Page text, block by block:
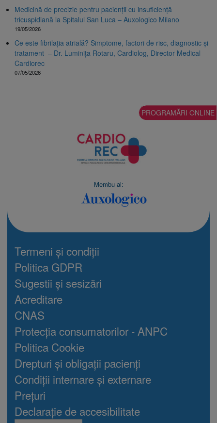
Medicină de precizie pentru pacienții cu insuficiență
tricuspidiană la Spitalul San Luca – Auxologico Milano
19/05/2026
Ce este fibrilația atrială? Simptome, factori de risc, diagnostic și
tratament – Dr. Luminița Rotaru, Cardiolog, Director Medical
Cardiorec
07/05/2026
Membu al:
Termeni și condiții
Politica GDPR
Sugestii și sesizări
Acreditare
CNAS
Protecția consumatorilor - ANPC
Politica Cookie
Drepturi și obligații pacienți
Condiții internare și externare
Prețuri
Declarație de accesibilitate
PROGRAMĂRI ONLINE